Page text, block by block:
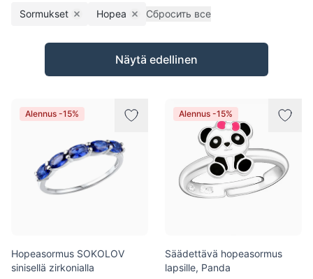
Sormukset Remove filter
Hopea Remove filter
Сбросить все
Tuotteet
Näytä edellinen
Alennus -15%
Hopeasormus SOKOLOV
sinisellä zirkonialla
Alennus -15%
Säädettävä hopeasormus
lapsille, Panda